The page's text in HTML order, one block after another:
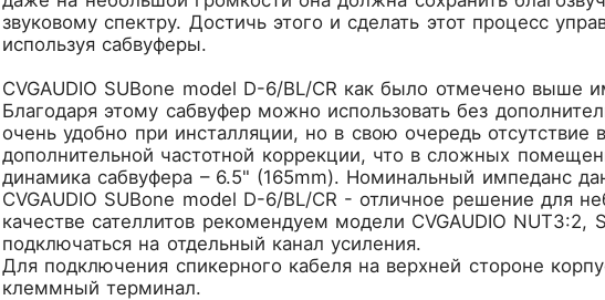
звуковому спектру. Достичь этого и сделать этот процесс
используя сабвуферы.
CVGAUDIO SUBone model D-6/BL/CR как было отмечено выше
Благодаря этому сабвуфер можно использовать без
очень удобно при инсталляции, но в свою очередь
дополнительной частотной коррекции, что в сложных
динамика сабвуфера – 6.5" (165mm). Номинальный импеданс
CVGAUDIO SUBone model D-6/BL/CR - отличное решение
качестве сателлитов рекомендуем модели CVGAUDIO
подключаться на отдельный канал усиления.
Для подключения спикерного кабеля на верхней стороне
клеммный терминал.